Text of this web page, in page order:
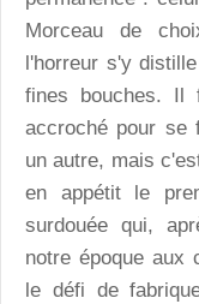
Morceau de
l'horreur s'y
fines bouches. Il
accroché pour se
un autre, mais
en appétit le
surdouée qui,
notre époque aux
le défi de